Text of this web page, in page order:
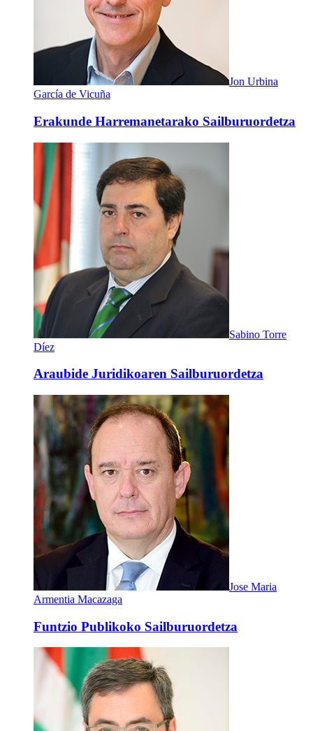
Jon Urbina
García de Vicuña
Erakunde Harremanetarako Sailburuordetza
Sabino Torre
Díez
Araubide Juridikoaren Sailburuordetza
Jose Maria
Armentia Macazaga
Funtzio Publikoko Sailburuordetza